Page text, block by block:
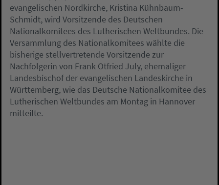
evangelischen Nordkirche, Kristina Kühnbaum-
Schmidt, wird Vorsitzende des Deutschen
Nationalkomitees des Lutherischen Weltbundes. Die
Versammlung des Nationalkomitees wählte die
bisherige stellvertretende Vorsitzende zur
Nachfolgerin von Frank Otfried July, ehemaliger
Landesbischof der evangelischen Landeskirche in
Württemberg, wie das Deutsche Nationalkomitee des
Lutherischen Weltbundes am Montag in Hannover
mitteilte.